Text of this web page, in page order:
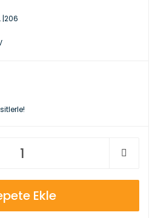
|206
Ekle